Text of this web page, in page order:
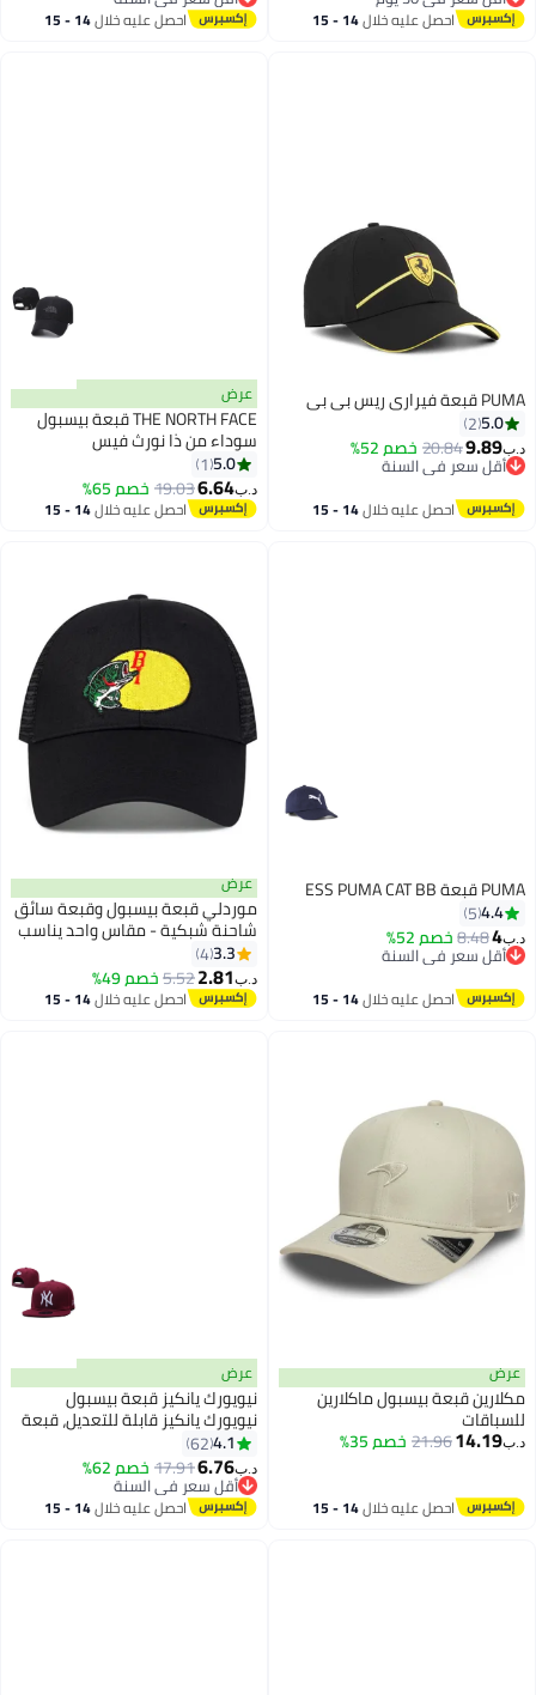
أقل سعر في 30 يوماحصل عليه خلال 14 - 15 أقل سعر في السنة
احصل عليه خلال 14 - 15
PUMA قبعة فيراري ريس بي بي
5.0
2
د.ب‏9.89
20.84خصم 52%
أقل سعر في السنة
أقل سعر في السنة
احصل عليه خلال 14 - 15
عرض
THE NORTH FACE قبعة بيسبول
سوداء من ذا نورث فيس
5.0
1
د.ب‏6.64
19.03خصم 65%
احصل عليه خلال 14 - 15
PUMA قبعة ESS PUMA CAT BB
4.4
5
د.ب‏4
8.48خصم 52%
أقل سعر في السنة
أقل سعر في السنة
احصل عليه خلال 14 - 15
عرض
موردلي قبعة بيسبول وقبعة سائق
شاحنة شبكية - مقاس واحد يناسب
الجميع مع إغلاق سريع - رائعة
للصيد وصيد الأسماك
3.3
4
د.ب‏2.81
5.52خصم 49%
احصل عليه خلال 14 - 15
عرض
مكلارين قبعة بيسبول ماكلارين
للسباقات
د.ب‏14.19
21.96خصم 35%
احصل عليه خلال 14 - 15
اغسطس
19
عرض
نيويورك يانكيز قبعة بيسبول
نيويورك يانكيز قابلة للتعديل، قبعة
سناب باك، نمط عصري للشارع للرجال
والنساء
4.1
62
د.ب‏6.76
17.91خصم 62%
أقل سعر في السنة
أقل سعر في السنة
احصل عليه خلال 14 - 15
اغسطس